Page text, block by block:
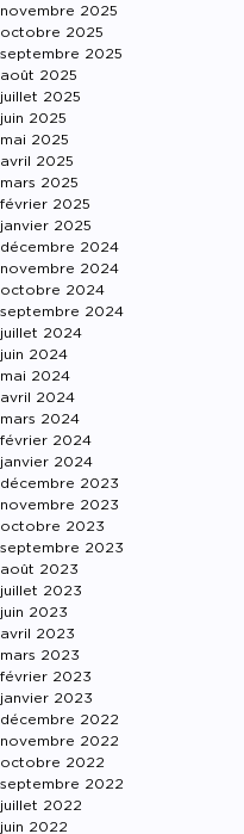
novembre 2025
octobre 2025
septembre 2025
août 2025
juillet 2025
juin 2025
mai 2025
avril 2025
mars 2025
février 2025
janvier 2025
décembre 2024
novembre 2024
octobre 2024
septembre 2024
juillet 2024
juin 2024
mai 2024
avril 2024
mars 2024
février 2024
janvier 2024
décembre 2023
novembre 2023
octobre 2023
septembre 2023
août 2023
juillet 2023
juin 2023
avril 2023
mars 2023
février 2023
janvier 2023
décembre 2022
novembre 2022
octobre 2022
septembre 2022
juillet 2022
juin 2022